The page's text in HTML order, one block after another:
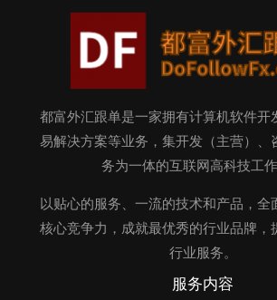
都富外汇跟单是一家拥有计算机软件开
易解决方案等业务，集开发（主营）、
务为一体的互联网高科技工作
以贴心的服务、一流的技术和产品，全
核心竞争力，成就最优秀的行业品牌，
行业服务。
服务内容